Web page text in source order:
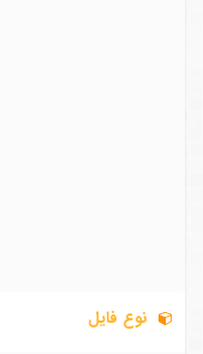
نوع فایل